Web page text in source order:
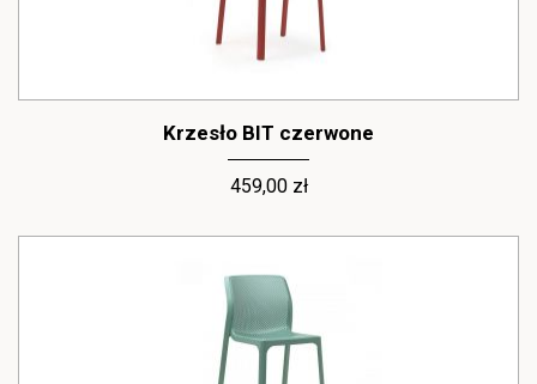
Dokładne dane dotyczące parametrów, jak i dostępności krzeseł
ogrodowych znajdziesz w karcie produktu.
Krzesło BIT czerwone
459,00 zł